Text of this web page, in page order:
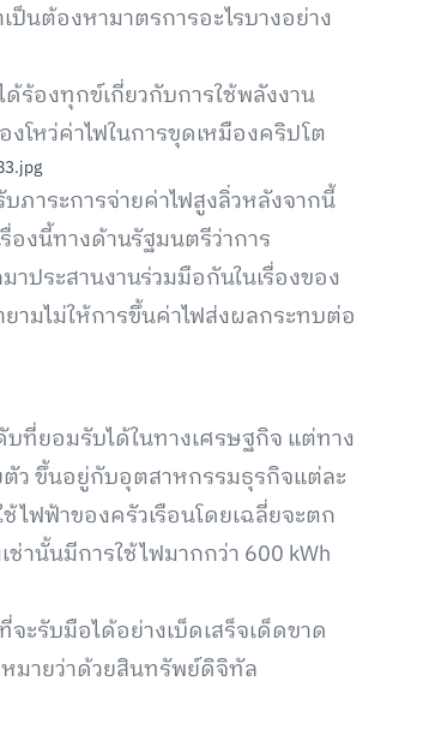
นต้องหามาตรการอะไรบางอย่าง
ร้องทุกข์เกี่ยวกับการใช้พลังงาน
โหว่ค่าไฟในการขุดเหมืองคริปโต
าระการจ่ายค่าไฟสูงลิ่วหลังจากนี้
งนี้ทางด้านรัฐมนตรีว่าการ
ประสานงานร่วมมือกันในเรื่องของ
ามไม่ให้การขึ้นค่าไฟส่งผลกระทบต่อ
บที่ยอมรับได้ในทางเศรษฐกิจ แต่ทาง
ว ขึ้นอยู่กับอุตสาหกรรมธุรกิจแต่ละ
ไฟฟ้าของครัวเรือนโดยเฉลี่ยจะตก
านั้นมีการใช้ไฟมากกว่า 600 kWh
ะรับมือได้อย่างเบ็ดเสร็จเด็ดขาด
มายว่าด้วยสินทรัพย์ดิจิทัล